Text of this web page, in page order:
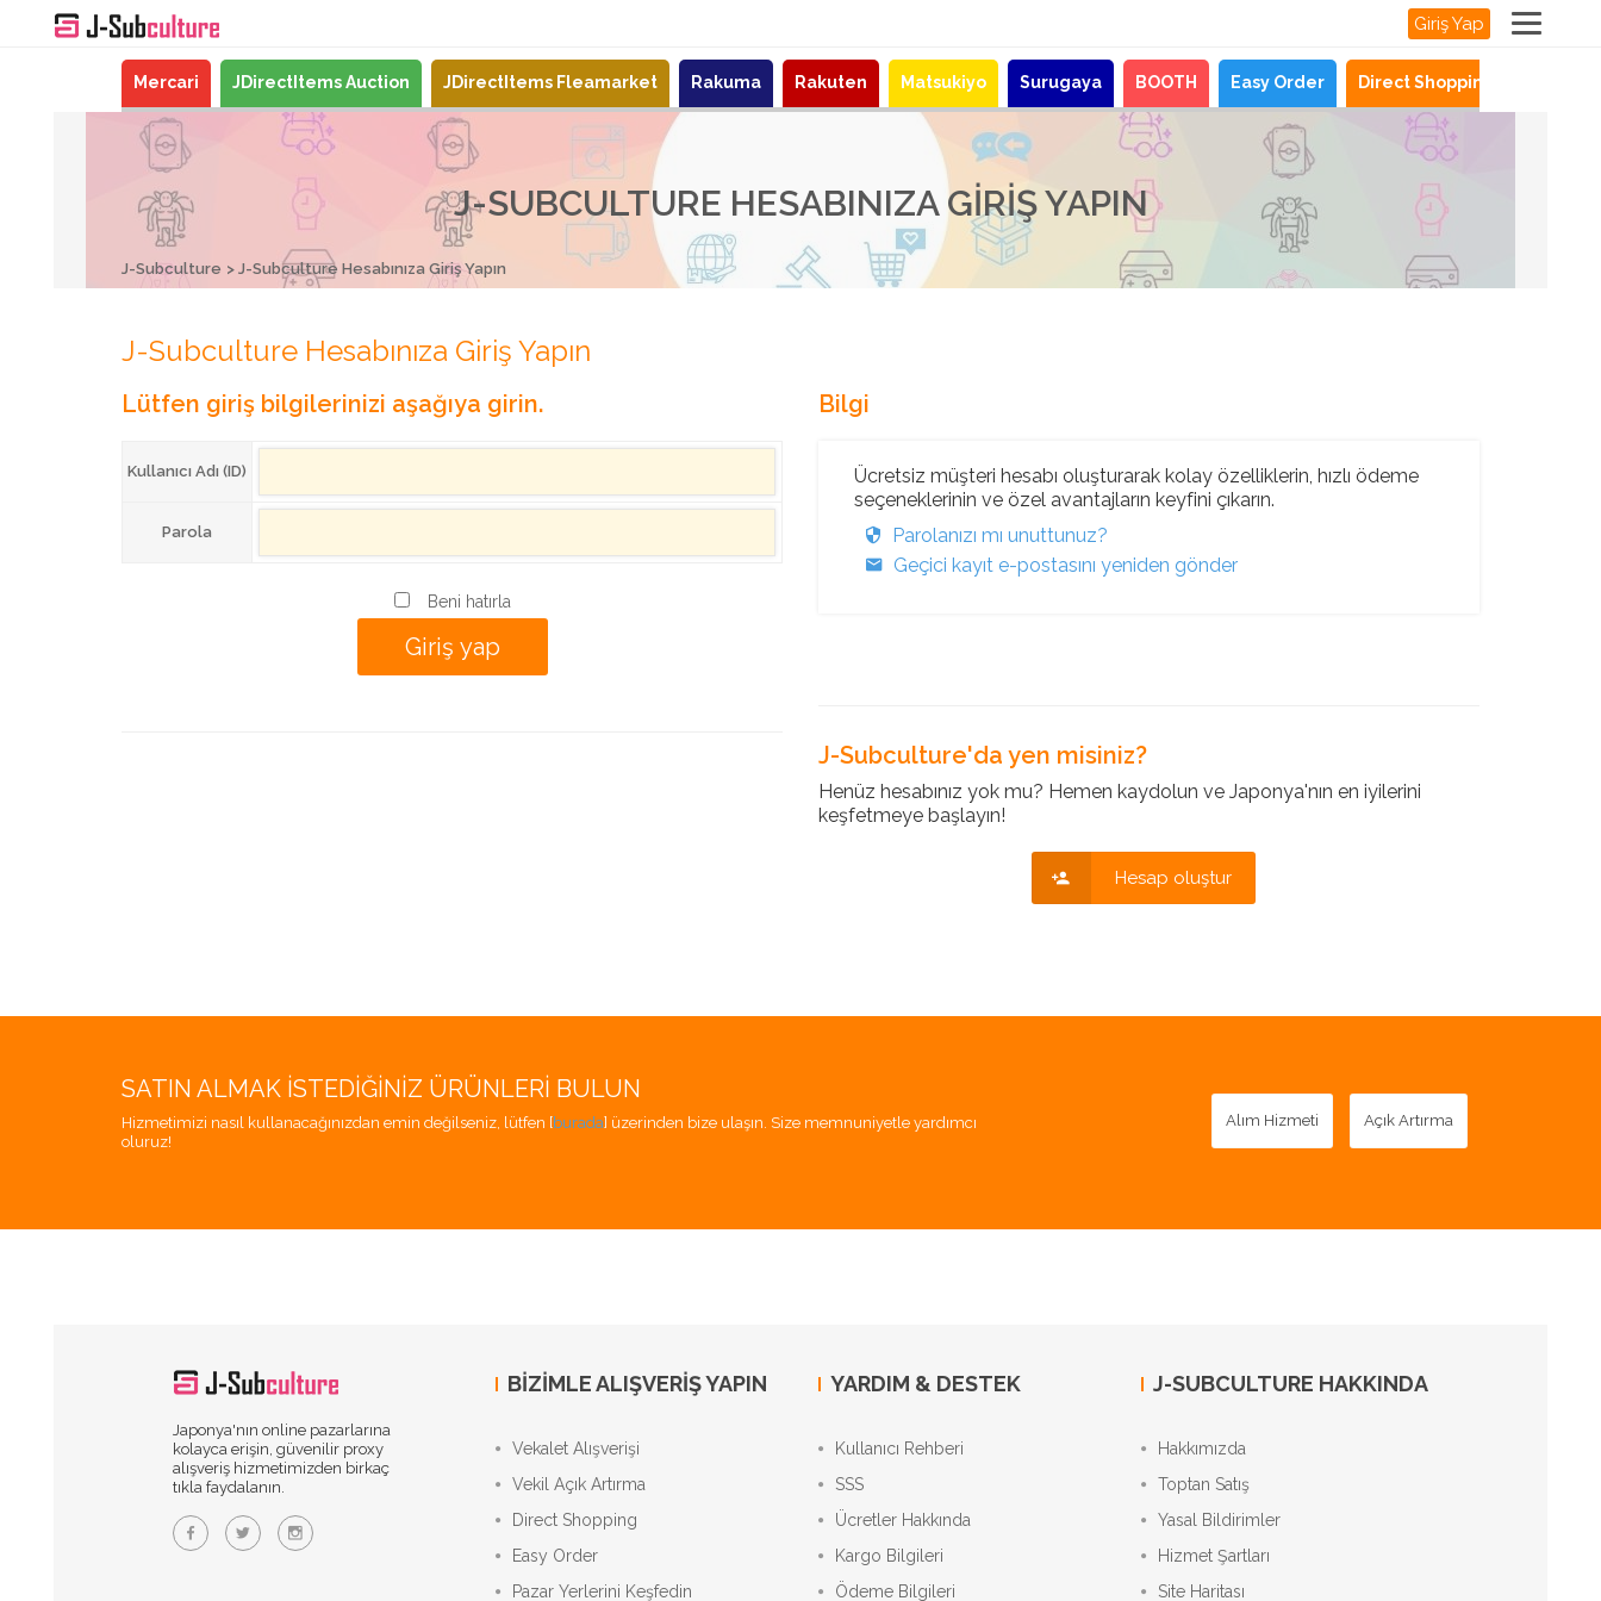
Giriş Yap
Mercari JDirectItems Auction JDirectItems Fleamarket Rakuma Rakuten Matsukiyo Surugaya BOOTH Easy Order Direct Shopping
J-SUBCULTURE HESABINIZA GIRIŞ YAPIN
J-Subculture J-Subculture Hesabınıza Giriş Yapın
J-Subculture Hesabınıza Giriş Yapın
Lütfen giriş bilgilerinizi aşağıya girin.
Kullanıcı Adı (ID)
Parola
Beni hatırla
Bilgi
Ücretsiz müşteri hesabı oluşturarak kolay özelliklerin, hızlı ödeme
seçeneklerinin ve özel avantajların keyfini çıkarın.
Parolanızı mı unuttunuz?
Geçici kayıt e-postasını yeniden gönder
J-Subculture'da yen misiniz?
Henüz hesabınız yok mu? Hemen kaydolun ve Japonya'nın en iyilerini
keşfetmeye başlayın!
Hesap oluştur
SATIN ALMAK İSTEDIĞINIZ ÜRÜNLERI BULUN
Hizmetimizi nasıl kullanacağınızdan emin değilseniz, lütfen [burada] üzerinden bize ulaşın. Size memnuniyetle yardımcı
oluruz!
Alım Hizmeti Açık Artırma
Japonya'nın online pazarlarına
kolayca erişin, güvenilir proxy
alışveriş hizmetimizden birkaç
tıkla faydalanın.
BIZIMLE ALIŞVERIŞ YAPIN
Vekalet Alışverişi
Vekil Açık Artırma
Direct Shopping
Easy Order
Pazar Yerlerini Keşfedin
YARDIM & DESTEK
Kullanıcı Rehberi
SSS
Ücretler Hakkında
Kargo Bilgileri
Ödeme Bilgileri
J-SUBCULTURE HAKKINDA
Hakkımızda
Toptan Satış
Yasal Bildirimler
Hizmet Şartları
Site Haritası